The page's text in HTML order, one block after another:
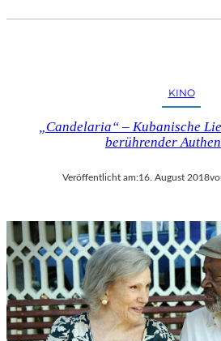
KINO
„Candelaria“ – Kubanische
berührender
Veröffentlicht am:16. August 2018